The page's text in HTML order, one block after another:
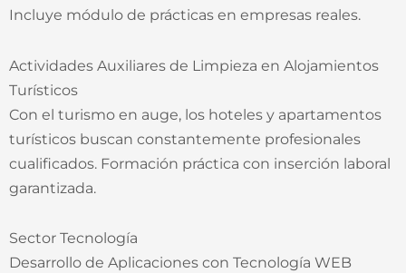
Incluye módulo de prácticas en empresas reales.
Actividades Auxiliares de Limpieza en Alojamientos
Turísticos
Con el turismo en auge, los hoteles y apartamentos
turísticos buscan constantemente profesionales
cualificados. Formación práctica con inserción laboral
garantizada.
Sector Tecnología
Desarrollo de Aplicaciones con Tecnología WEB